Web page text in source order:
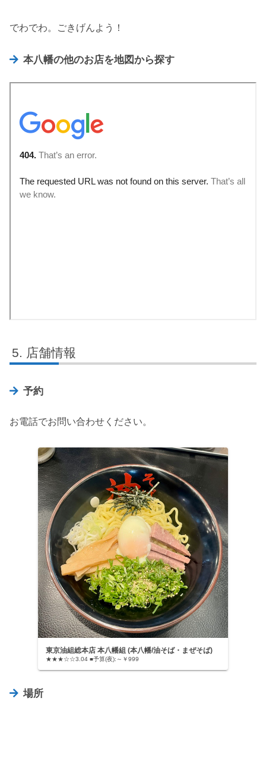
でわでわ。ごきげんよう！
本八幡の他のお店を地図から探す
店舗情報
予約
お電話でお問い合わせください。
東京油組総本店 本八幡組 (本八幡/油そば・まぜそば)
★★★☆☆3.04 ■予算(夜):～￥999
場所